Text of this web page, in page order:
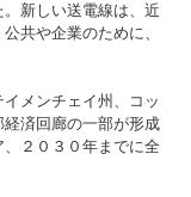
新しい送電線は、近
共や企業のために、
メンチェイ州、コッ
済回廊の一部が形成
２０３０年までに全